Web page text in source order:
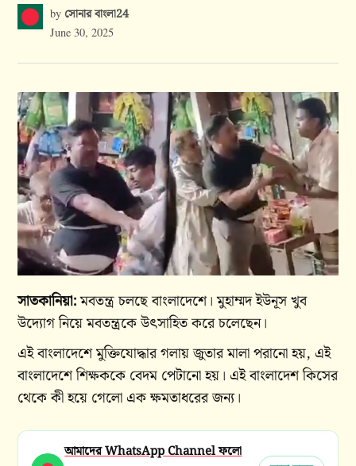
by সোনার বাংলা24
June 30, 2025
সাতকানিয়া:মবতন্ত্র চলছে বাংলাদেশে। মুহাম্মদ ইউনূস খুব
উদ্যোগ নিয়ে মবতন্ত্রকে উৎসাহিত করে চলেছেন।
এই বাংলাদেশে মুক্তিযোদ্ধার গলায় জুতার মালা পরানো হয়, এই
বাংলাদেশে শিক্ষককে বেদম পেটানো হয়। এই বাংলাদেশ কিসের
থেকে কী হয়ে গেলো এক ক্ষমতাধরের জন্য।
আমাদের WhatsApp Channel ফলো